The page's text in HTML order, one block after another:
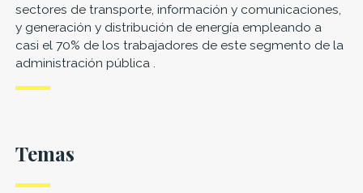
sectores de transporte, información y comunicaciones,
y generación y distribución de energía empleando a
casi el 70% de los trabajadores de este segmento de la
administración pública .
Temas